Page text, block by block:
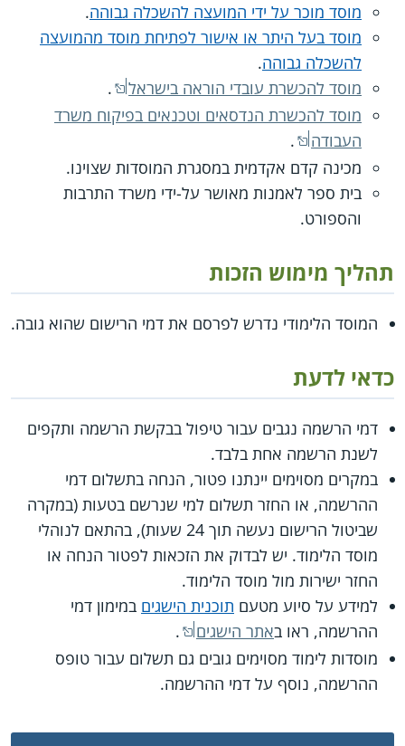
מוסד מוכר על ידי המועצה להשכלה גבוהה.
מוסד בעל היתר או אישור לפתיחת מוסד מהמועצה
להשכלה גבוהה.
מוסד להכשרת עובדי הוראה בישראל
.
מוסד להכשרת הנדסאים וטכנאים בפיקוח משרד
העבודה
.
מכינה קדם אקדמית במסגרת המוסדות שצוינו.
בית ספר לאמנות מאושר על-ידי משרד התרבות
והספורט.
תהליך מימוש הזכות
המוסד הלימודי נדרש לפרסם את דמי הרישום שהוא גובה.
כדאי לדעת
דמי הרשמה נגבים עבור טיפול בבקשת הרשמה ותקפים
לשנת הרשמה אחת בלבד.
במקרים מסוימים יינתנו פטור, הנחה בתשלום דמי
ההרשמה, או החזר תשלום למי שנרשם בטעות (במקרה
שביטול הרישום נעשה תוך 24 שעות), בהתאם לנוהלי
מוסד הלימוד. יש לבדוק את הזכאות לפטור הנחה או
החזר ישירות מול מוסד הלימוד.
למידע על סיוע מטעם תוכנית הישגים במימון דמי
ההרשמה, ראו באתר הישגים
.
מוסדות לימוד מסוימים גובים גם תשלום עבור טופס
ההרשמה, נוסף על דמי ההרשמה.